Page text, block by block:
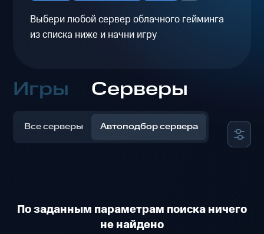
Выбери любой сервер облачного гейминга
из списка ниже и начни игру
Игры Серверы
Все серверы Автоподбор сервера
По заданным параметрам поиска ничего
не найдено